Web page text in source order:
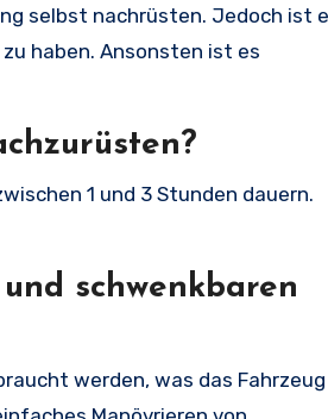
selbst nachrüsten. Jedoch ist
haben. Ansonsten ist es
1 und 3 Stunden dauern.
schwenkbaren
werden, was das Fahrzeug